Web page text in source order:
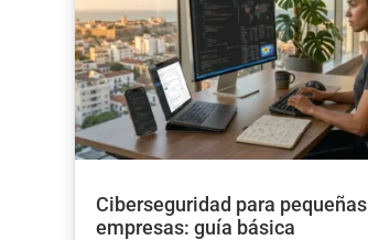
Ciberseguridad para pequeñas
empresas: guía básica